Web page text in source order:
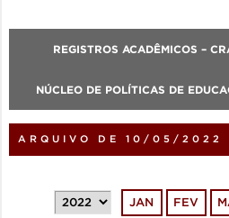
REGISTROS ACADÊMICOS –
NÚCLEO DE POLÍTICAS DE
ARQUIVO DE 10/05/2022
JAN FEV